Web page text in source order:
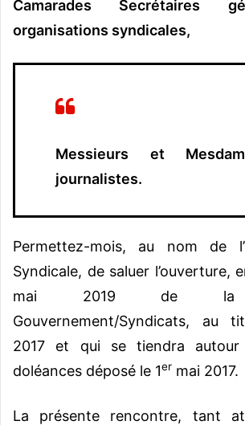
Camarades Secrétaires
organisations syndicales,
Messieurs et
journalistes.
Permettez-mois, au nom de
Syndicale, de saluer l’ouverture,
mai 2019 de la
Gouvernement/Syndicats, au
2017 et qui se tiendra
doléances déposé le 1er mai 2017.
La présente rencontre, tant